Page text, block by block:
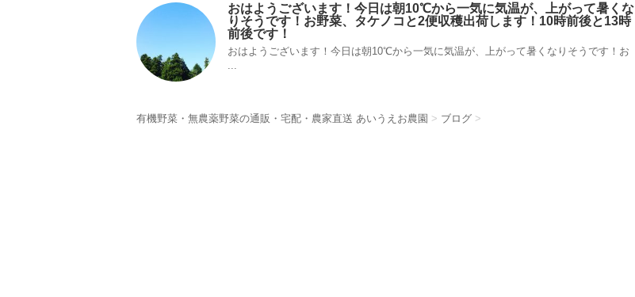
おはようございます！今日は朝10℃から一気に気温が、上がって暑くな
りそうです！お野菜、タケノコと2便収穫出荷します！10時前後と13時
前後です！
おはようございます！今日は朝10℃から一気に気温が、上がって暑くなりそうです！お
有機野菜・無農薬野菜の通販・宅配・農家直送 あいうえお農園 > ブログ >